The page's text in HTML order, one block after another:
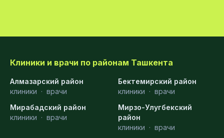
Клиники и врачи по районам Ташкента
Алмазарский район
клиники · врачи
Бектемирский район
клиники · врачи
Мирабадский район
клиники · врачи
Мирзо-Улугбекский
район
клиники · врачи